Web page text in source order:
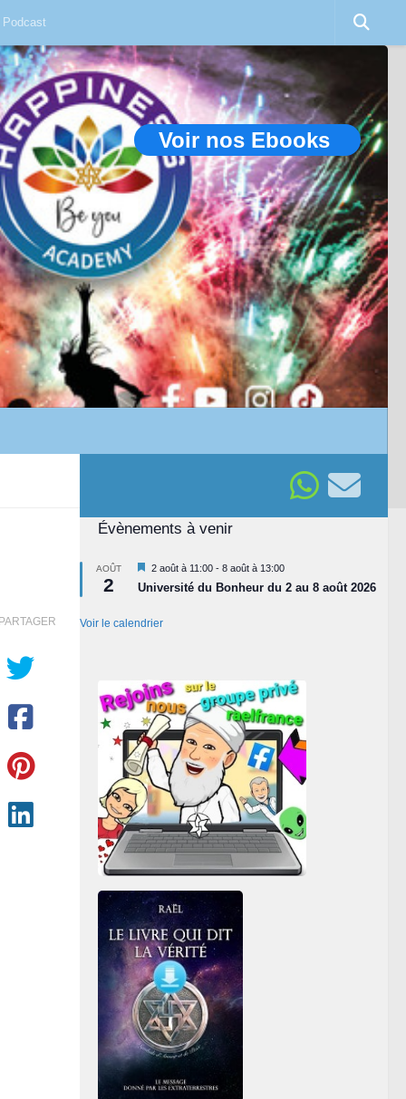
Voir nos Ebooks
Évènements à venir
AOÛT
2
Mis
en
avant
2 août à 11:00 - 8 août à 13:00
Université du Bonheur du 2 au 8 août 2026
Voir le calendrier